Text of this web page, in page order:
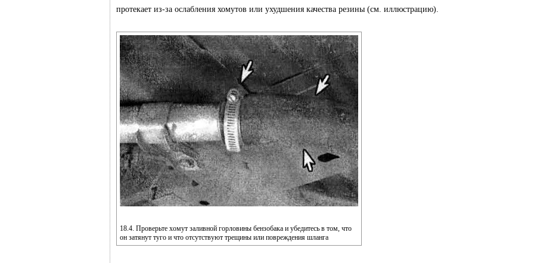
протекает из-за ослабления хомутов или ухудшения качества резины (см. иллюстрацию).
18.4. Проверьте хомут заливной горловины бензобака и убедитесь в том, что
он затянут туго и что отсутствуют трещины или повреждения шланга